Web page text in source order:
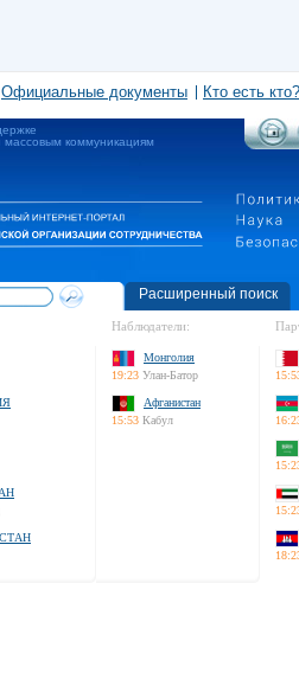
Официальные документы Кто есть кто?
массовым коммуникациям
Расширенный поиск
Наблюдатели:
Монголия
19:23 Улан-Батор
Афганистан
15:53 Кабул